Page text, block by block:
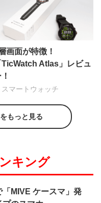
画面が特徴！
TicWatch Atlas」レビュ
スマートウォッチ
もっと見る
キング
MIVE ケースマ」発